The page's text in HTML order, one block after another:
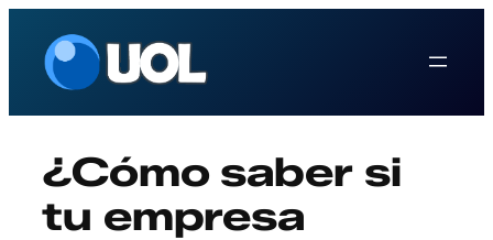
contenido
¿Cómo saber si
tu empresa